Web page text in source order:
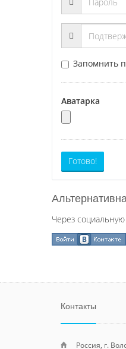
Запомнить
Аватарка
Готово!
Через
Контакты
Россия, г.